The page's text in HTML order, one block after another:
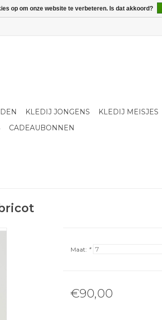
KLEDIJ JONGENS KLEDIJ MEISJES
CADEAUBONNEN
Maat: *
€90,00
op om onze website te verbeteren. Is dat akkoord?